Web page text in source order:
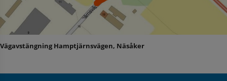
Vägavstängning Hamptjärnsvägen, Näsåker